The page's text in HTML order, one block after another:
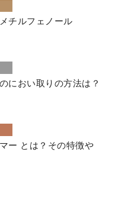
チルフェノール
におい取りの方法は？
ー とは？その特徴や